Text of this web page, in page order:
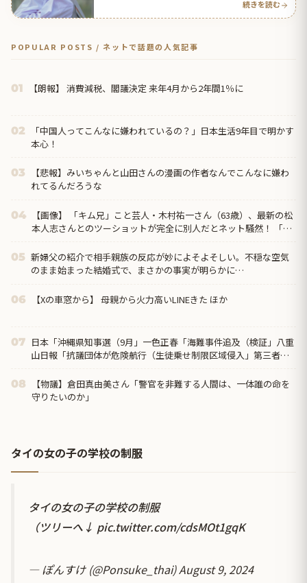
続きを読む
POPULAR POSTS / ネットで話題の人気記事
01 【朗報】 消費減税、閣議決定 来年4月から2年間1％に
02
「中国人ってこんなに嫌われているの？」日本生活9年目で明かす
本心！
03
【悲報】みいちゃんと山田さんの漫画の作者なんでこんなに嫌わ
れてるんだろうな
04
【画像】 「キム兄」こと芸人・木村祐一さん（63歳）、最新の松
本人志さんとのツーショットが完全に別人だとネット騒然！ 「マ
05 新婦父の紹介で相手親族の反応が妙によそよそしい。不穏な空気
のまま始まった結婚式で、まさかの事実が明らかに…
06 【Xの車窓から】 母親から火力高いLINEきた ほか
07 日本「沖縄県知事選（9月」一色正春「海難事件追及（検証」八重
山日報「抗議団体が危険航行（生徒乗せ制限区域侵入」第三者委
08
【物議】倉田真由美さん「警官を非難する人間は、一体誰の命を
守りたいのか」
タイの女の子の学校の制服
タイの女の子の学校の制服
（ツリーへ↓ pic.twitter.com/cdsMOt1gqK
— ぽんすけ (@Ponsuke_thai)August 9, 2024